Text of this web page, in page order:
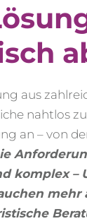
aus
nahtlos
an – von
komplex –
mehr